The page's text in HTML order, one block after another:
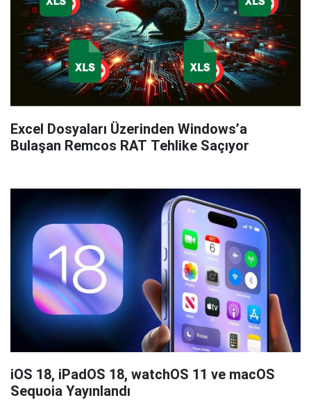
Excel Dosyaları Üzerinden Windows’a
Bulaşan Remcos RAT Tehlike Saçıyor
iOS 18, iPadOS 18, watchOS 11 ve macOS
Sequoia Yayınlandı